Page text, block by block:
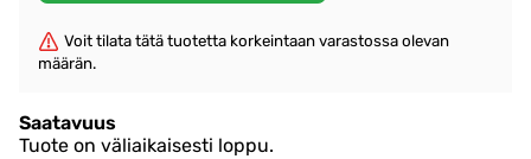
Voit tilata tätä tuotetta korkeintaan varastossa olevan
määrän.
Saatavuus
Tuote on väliaikaisesti loppu.